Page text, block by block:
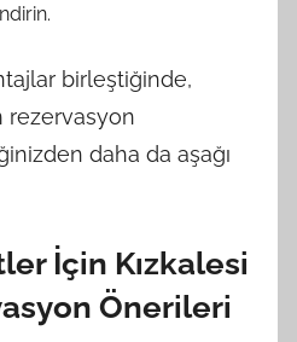
birleştiğinde,
rezervasyon
daha da aşağı
İçin Kızkalesi
Önerileri